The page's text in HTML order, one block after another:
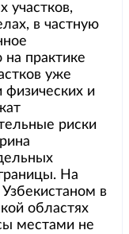
участков,
в частную
практике
уже
физических и
риски
На
в
областях
местами не